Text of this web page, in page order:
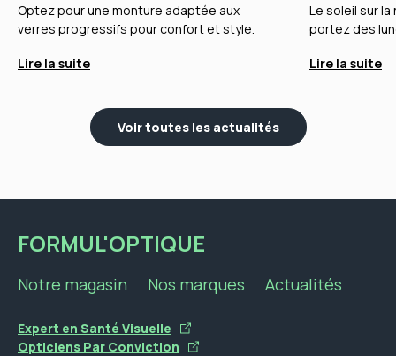
Optez pour une monture adaptée aux
verres progressifs pour confort et style.
Lire la suite
Le soleil sur
portez des
Lire la suite
Voir toutes les actualités
FORMUL'OPTIQUE
Notre magasin Nos marques Actualités
Expert en Santé Visuelle
Opticiens Par Conviction